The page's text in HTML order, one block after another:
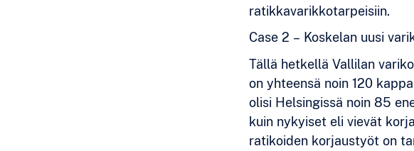
ratikkavarikkotarpeisiin.
Case 2 – Koskelan uusi
Tällä hetkellä Vallilan
on yhteensä noin 120
olisi Helsingissä noin 85
kuin nykyiset eli vievät
ratikoiden korjaustyöt on